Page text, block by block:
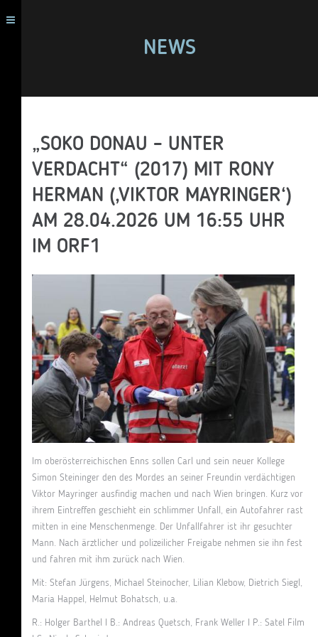
NEWS
„SOKO DONAU – UNTER
VERDACHT“ (2017) MIT RONY
HERMAN (‚VIKTOR MAYRINGER‘)
AM 28.04.2026 UM 16:55 UHR
IM ORF1
Im oberösterreichischen Enns sollen Carl und sein neuer Kollege
Simon Steininger den des Mordes an seiner Freundin verdächtigen
Viktor Mayringer ausfindig machen und nach Wien bringen. Kurz vor
ihrem Eintreffen geschieht ein schlimmer Unfall, ein Autofahrer rast
mitten in eine Menschenmenge. Der Unfallfahrer ist ihr gesuchter
Mann. Nach ärztlicher und polizeilicher Freigabe nehmen sie ihn fest
und fahren mit ihm zurück nach Wien.
Mit: Stefan Jürgens, Michael Steinocher, Lilian Klebow, Dietrich Siegl,
Maria Happel, Helmut Bohatsch, u.a.
R.: Holger Barthel I B.: Andreas Quetsch, Frank Weller I P.: Satel Film